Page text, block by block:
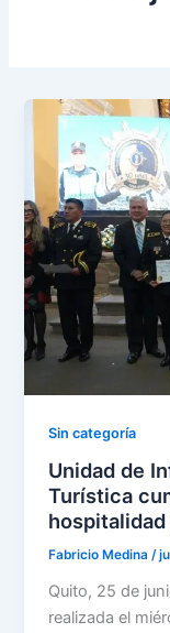
Sin categoría
Unidad de
Turística
Fabricio Medina/
Quito, 25 de
realizada el